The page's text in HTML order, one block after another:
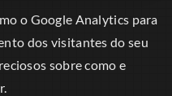
o Google Analytics para
dos visitantes do seu
sobre como e